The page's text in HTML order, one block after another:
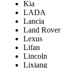
Kia
LADA
Lancia
Land Rover
Lexus
Lifan
Lincoln
Lixiang